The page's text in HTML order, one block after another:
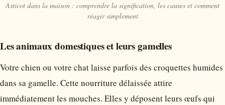
Asticot dans la maison : comprendre la signification, les causes et comment
réagir simplement
Les animaux domestiques et leurs gamelles
Votre chien ou votre chat laisse parfois des croquettes humides
dans sa gamelle. Cette nourriture délaissée attire
immédiatement les mouches. Elles y déposent leurs œufs qui